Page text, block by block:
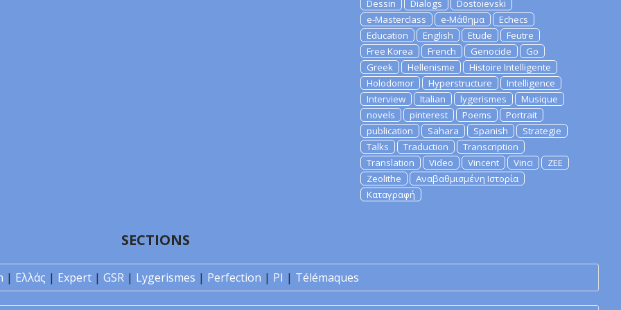
Dessin
Dialogs
Dostoievski
e-Masterclass
e-Μάθημα
Echecs
Education
English Etude
Feutre
Free Korea
French Genocide
Go
Greek
Hellenisme
Histoire Intelligente
Holodomor
Hyperstructure
Intelligence
Interview
Italian lygerismes
Musique
novels
pinterest Poems
Portrait
publication
Sahara Spanish
Strategie
Talks
Traduction
Transcription
Translation
Video Vincent Vinci
ZEE
Zeolithe
Αναβαθμισμένη Ιστορία
Καταγραφή
SECTIONS
| Ελλάς | Expert | GSR | Lygerismes | Perfection | PI | Télémaques